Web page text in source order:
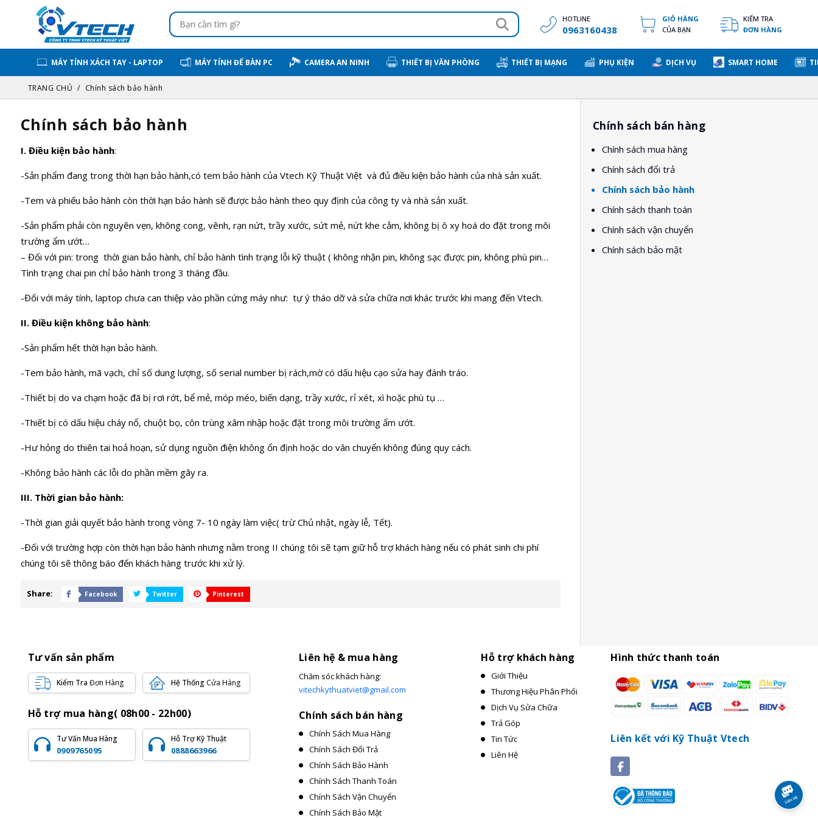
HOTLINE
0963160438
GIỎ HÀNG
CỦA BẠN
KIỂM TRA
ĐƠN HÀNG
MÁY TÍNH XÁCH TAY - LAPTOP MÁY TÍNH ĐỂ BÀN PC CAMERA AN NINH THIẾT BỊ VĂN PHÒNG THIẾT BỊ MẠNG PHỤ KIỆN DỊCH VỤ SMART HOME
TRANG CHỦ Chính sách bảo hành
Chính sách bảo hành
I. Điều kiện bảo hành:
-Sản phẩm đang trong thời hạn bảo hành,có tem bảo hành của Vtech Kỹ Thuật Việt và đủ điều kiện bảo hành của nhà sản xuất.
-Tem và phiếu bảo hành còn thời hạn bảo hành sẽ được bảo hành theo quy định của công ty và nhà sản xuất.
-Sản phẩm phải còn nguyên vẹn, không cong, vênh, rạn nứt, trầy xước, sứt mẻ, nứt khe cắm, không bị ô xy hoá do đặt trong môi
trường ẩm ướt…
– Đối với pin: trong thời gian bảo hành, chỉ bảo hành tình trạng lỗi kỹ thuật ( không nhận pin, không sạc được pin, không phù pin…
Tình trạng chai pin chỉ bảo hành trong 3 tháng đầu.
-Đối với máy tính, laptop chưa can thiệp vào phần cứng máy như: tự ý tháo dỡ và sửa chữa nơi khác trước khi mang đến Vtech.
II. Điều kiện không bảo hành:
-Sản phẩm hết thời hạn bảo hành.
-Tem bảo hành, mã vạch, chỉ số dung lượng, số serial number bị rách,mờ có dấu hiệu cạo sửa hay đánh tráo.
-Thiết bị do va chạm hoặc đã bị rơi rớt, bể mẻ, móp méo, biến dạng, trầy xước, rỉ xét, xì hoặc phù tụ …
-Thiết bị có dấu hiệu cháy nổ, chuột bọ, côn trùng xâm nhập hoặc đặt trong môi trường ẩm ướt.
-Hư hỏng do thiên tai hoả hoạn, sử dụng nguồn điện không ổn định hoặc do vân chuyển không đúng quy cách.
-Không bảo hành các lỗi do phần mềm gây ra.
III. Thời gian bảo hành:
-Thời gian giải quyết bảo hành trong vòng 7- 10 ngày làm việc( trừ Chủ nhật, ngày lễ, Tết).
-Đối với trường hợp còn thời hạn bảo hành nhưng nằm trong II chúng tôi sẽ tạm giữ hỗ trợ khách hàng nếu có phát sinh chi phí
chúng tôi sẽ thông báo đến khách hàng trước khi xử lý.
Share: Facebook Twitter Pinterest
Chính sách bán hàng
Chính sách mua hàng
Chính sách đổi trả
Chính sách bảo hành
Chính sách thanh toán
Chính sách vận chuyển
Chính sách bảo mật
Tư vấn sản phẩm
Kiểm Tra Đơn Hàng Hệ Thống Cửa Hàng
Hỗ trợ mua hàng( 08h00 - 22h00)
Tư Vấn Mua Hàng
0909765095
Hỗ Trợ Kỹ Thuật
0888663966
Liên hệ & mua hàng
Chăm sóc khách hàng:
vitechkythuatviet@gmail.com
Chính sách bán hàng
Chính Sách Mua Hàng
Chính Sách Đổi Trả
Chính Sách Bảo Hành
Chính Sách Thanh Toán
Chính Sách Vận Chuyển
Chính Sách Bảo Mật
Hỗ trợ khách hàng
Giới Thiệu
Thương Hiệu Phân Phối
Dịch Vụ Sửa Chữa
Trả Góp
Tin Tức
Liên Hệ
Hình thức thanh toán
Liên kết với Kỹ Thuật Vtech